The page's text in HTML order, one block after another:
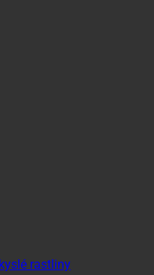
rastliny